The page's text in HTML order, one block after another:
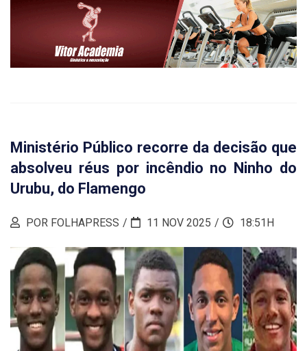
Ministério Público recorre da decisão que
absolveu réus por incêndio no Ninho do
Urubu, do Flamengo
POR FOLHAPRESS 11 NOV 2025 18:51H